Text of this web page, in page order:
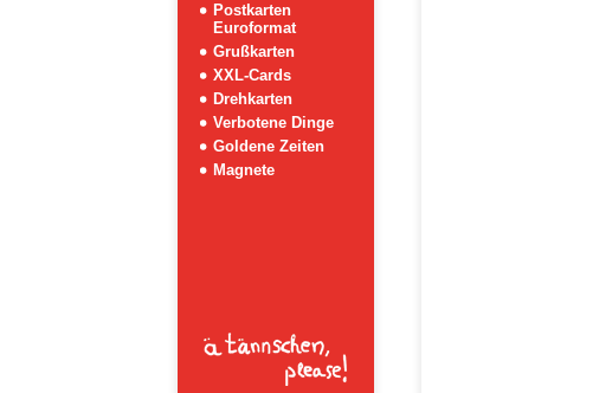
Postkarten
Euroformat
Grußkarten
XXL-Cards
Drehkarten
Verbotene Dinge
Goldene Zeiten
Magnete